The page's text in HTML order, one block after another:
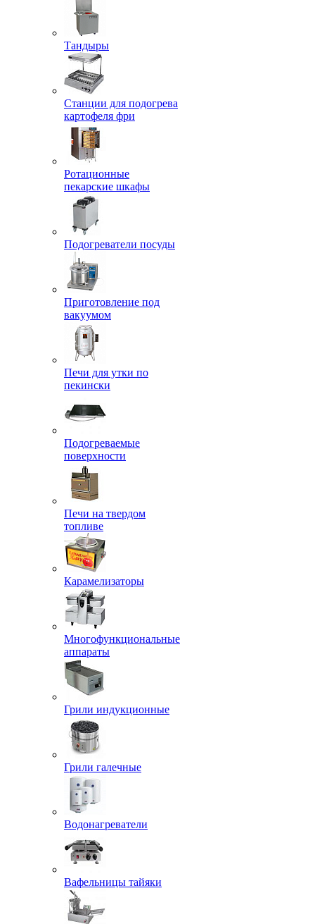
Тандыры
Станции для подогрева
картофеля фри
Ротационные
пекарские шкафы
Подогреватели посуды
Приготовление под
вакуумом
Печи для утки по
пекински
Подогреваемые
поверхности
Печи на твердом
топливе
Карамелизаторы
Многофункциональные
аппараты
Грили индукционные
Грили галечные
Водонагреватели
Вафельницы тайяки